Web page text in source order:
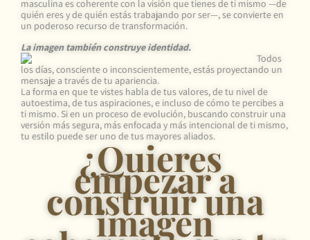
masculina es coherente con la visión que tienes de ti mismo —de
quién eres y de quién estás trabajando por ser—, se convierte en
un poderoso recurso de transformación.
La imagen también construye identidad.
Todos
los días, consciente o inconscientemente, estás proyectando un
mensaje a través de tu apariencia.
La forma en que te vistes habla de tus valores, de tu nivel de
autoestima, de tus aspiraciones, e incluso de cómo te percibes a
ti mismo. Si en un proceso de evolución, buscando construir una
versión más segura, más enfocada y más intencional de ti mismo,
tu estilo puede ser uno de tus mayores aliados.
¿Quieres
empezar a
construir una
imagen